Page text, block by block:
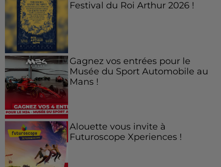
Festival du Roi Arthur 2026 !
Gagnez vos entrées pour le
Musée du Sport Automobile au
Mans !
Alouette vous invite à
Futuroscope Xperiences !